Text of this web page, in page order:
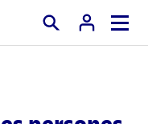
Cercar